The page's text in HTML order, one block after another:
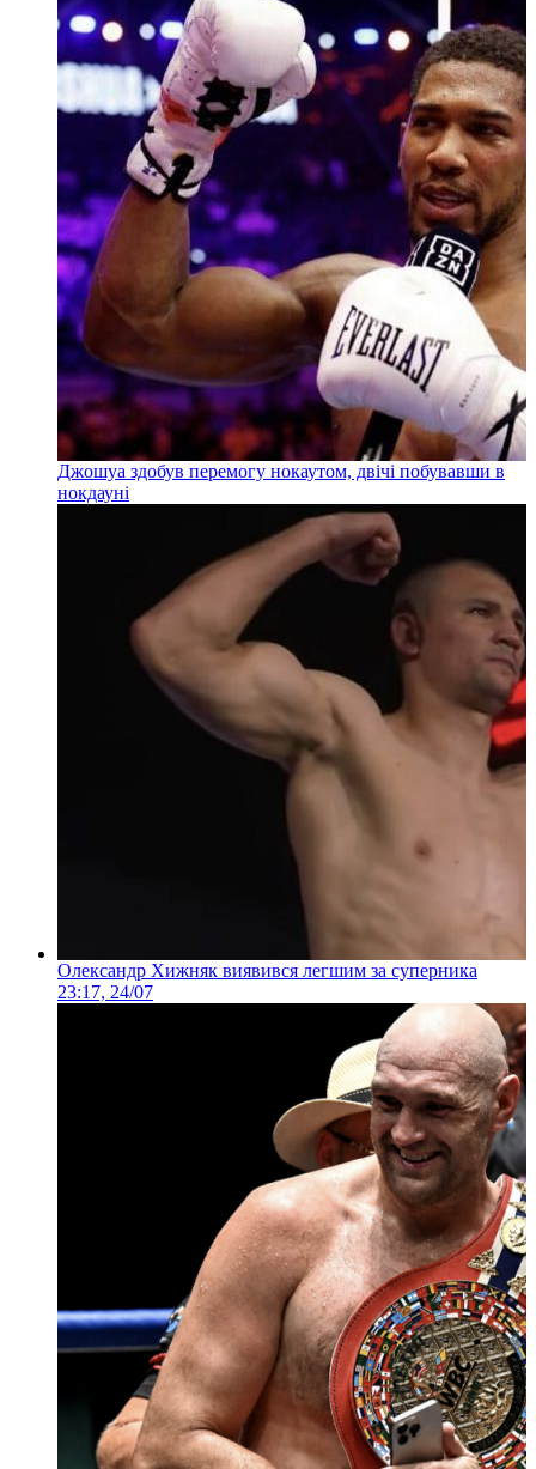
Джошуа здобув перемогу нокаутом, двічі побувавши в
нокдауні
Олександр Хижняк виявився легшим за суперника
23:17, 24/07